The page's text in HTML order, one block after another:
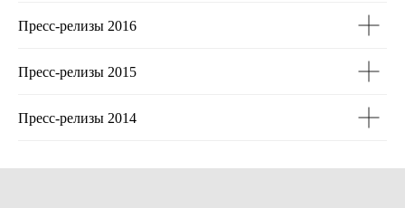
Пресс-релизы 2016
Пресс-релизы 2015
Пресс-релизы 2014